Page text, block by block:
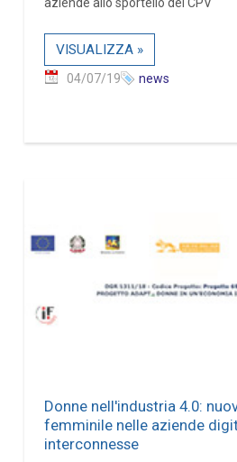
VISUALIZZA »
04/07/19 news
Donne nell'industria 4.0:
femminile nelle aziende
interconnesse